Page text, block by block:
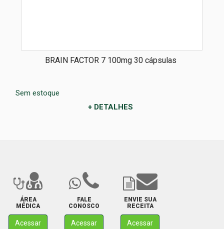
BRAIN FACTOR 7 100mg 30 cápsulas
Sem estoque
+ DETALHES
ÁREA
MÉDICA
Acessar
FALE
CONOSCO
Acessar
ENVIE SUA
RECEITA
Acessar